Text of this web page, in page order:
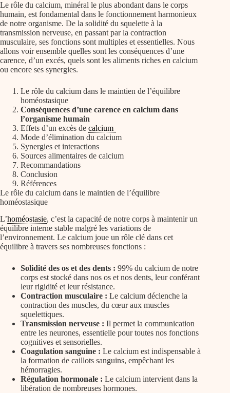
Le rôle du calcium, minéral le plus abondant dans le corps
humain, est fondamental dans le fonctionnement harmonieux
de notre organisme. De la solidité du squelette à la
transmission nerveuse, en passant par la contraction
musculaire, ses fonctions sont multiples et essentielles. Nous
allons voir ensemble quelles sont les conséquences d’une
carence, d’un excés, quels sont les aliments riches en calcium
ou encore ses synergies.
Le rôle du calcium dans le maintien de l’équilibre
homéostasique
Conséquences d’une carence en calcium dans
l’organisme humain
Effets d’un excès de calcium
Mode d’élimination du calcium
Synergies et interactions
Sources alimentaires de calcium
Recommandations
Conclusion
Références
Le rôle du calcium dans le maintien de l’équilibre
homéostasique
L’homéostasie, c’est la capacité de notre corps à maintenir un
équilibre interne stable malgré les variations de
l’environnement. Le calcium joue un rôle clé dans cet
équilibre à travers ses nombreuses fonctions :
Solidité des os et des dents : 99% du calcium de notre
corps est stocké dans nos os et nos dents, leur conférant
leur rigidité et leur résistance.
Contraction musculaire : Le calcium déclenche la
contraction des muscles, du cœur aux muscles
squelettiques.
Transmission nerveuse : Il permet la communication
entre les neurones, essentielle pour toutes nos fonctions
cognitives et sensorielles.
Coagulation sanguine : Le calcium est indispensable à
la formation de caillots sanguins, empêchant les
hémorragies.
Régulation hormonale : Le calcium intervient dans la
libération de nombreuses hormones.